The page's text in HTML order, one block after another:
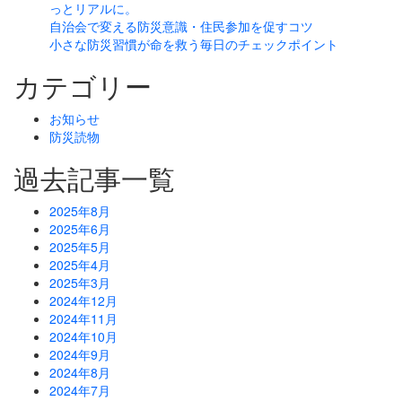
っとリアルに。
自治会で変える防災意識・住民参加を促すコツ
小さな防災習慣が命を救う毎日のチェックポイント
カテゴリー
お知らせ
防災読物
過去記事一覧
2025年8月
2025年6月
2025年5月
2025年4月
2025年3月
2024年12月
2024年11月
2024年10月
2024年9月
2024年8月
2024年7月